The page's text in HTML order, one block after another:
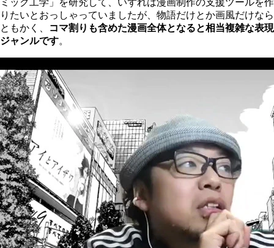
りたいとおっしゃっていましたが、物語だけとか画風だけなら
ともかく、
コマ割りも含めた漫画全体となると相当複雑な表現
ジャンルです。